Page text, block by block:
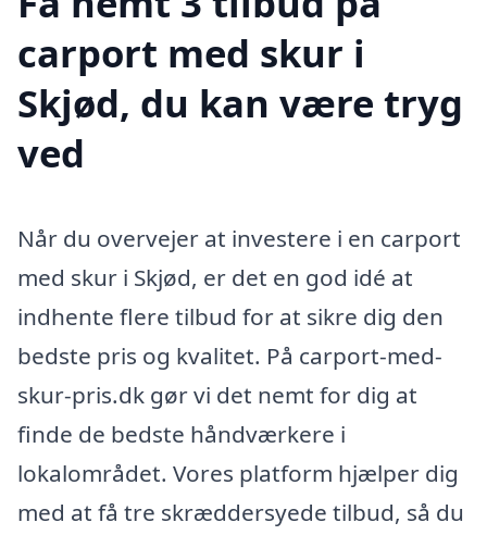
carport med skur i
Skjød, du kan være tryg
ved
Når du overvejer at investere i en carport
med skur i Skjød, er det en god idé at
indhente flere tilbud for at sikre dig den
bedste pris og kvalitet. På carport-med-
skur-pris.dk gør vi det nemt for dig at
finde de bedste håndværkere i
lokalområdet. Vores platform hjælper dig
med at få tre skræddersyede tilbud, så du